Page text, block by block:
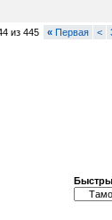
из 445 « Первая <